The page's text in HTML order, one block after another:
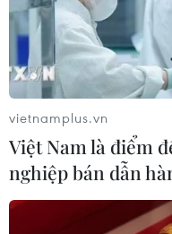
vietnamplus.vn
Việt Nam là điểm
nghiệp bán dẫn